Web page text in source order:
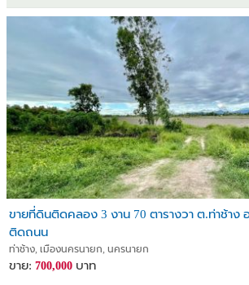
ขายที่ดินติดคลอง 3 งาน 70 ตารางวา ต.ท่าช้าง
ติดถนน
ท่าช้าง, เมืองนครนายก, นครนายก
ขาย: 700,000 บาท